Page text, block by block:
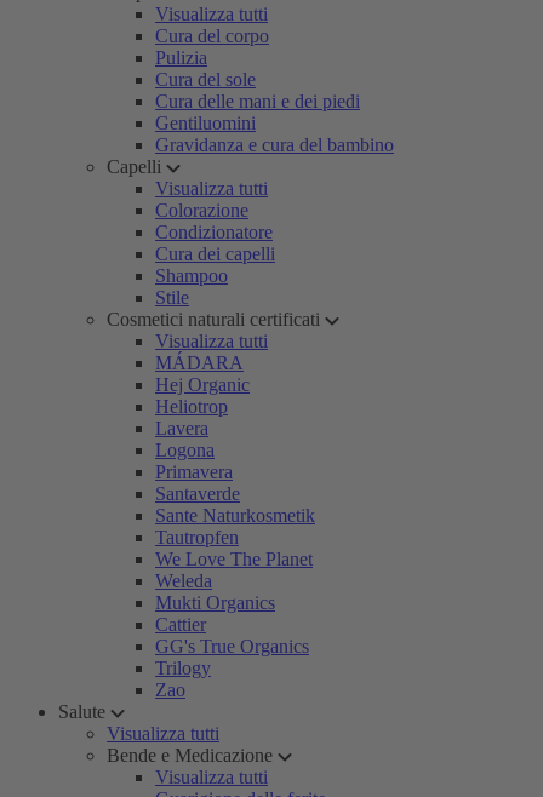
Visualizza tutti
Cura del corpo
Pulizia
Cura del sole
Cura delle mani e dei piedi
Gentiluomini
Gravidanza e cura del bambino
Capelli
Visualizza tutti
Colorazione
Condizionatore
Cura dei capelli
Shampoo
Stile
Cosmetici naturali certificati
Visualizza tutti
MÁDARA
Hej Organic
Heliotrop
Lavera
Logona
Primavera
Santaverde
Sante Naturkosmetik
Tautropfen
We Love The Planet
Weleda
Mukti Organics
Cattier
GG's True Organics
Trilogy
Zao
Salute
Visualizza tutti
Bende e Medicazione
Visualizza tutti